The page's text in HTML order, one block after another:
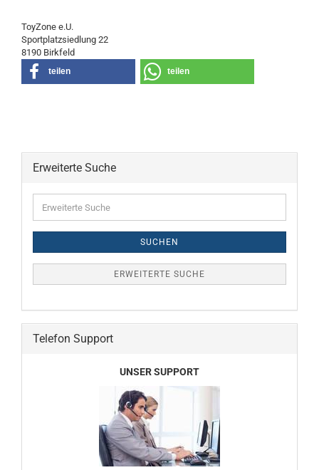
ToyZone e.U.
Sportplatzsiedlung 22
8190 Birkfeld
teilen teilen
Erweiterte Suche
Suche
SUCHEN
ERWEITERTE SUCHE
Telefon Support
UNSER SUPPORT